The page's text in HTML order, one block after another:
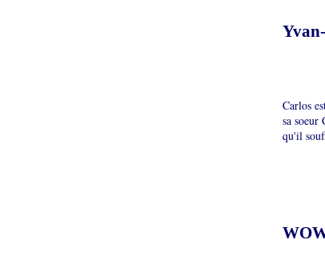
Carlos
sa
qu'il